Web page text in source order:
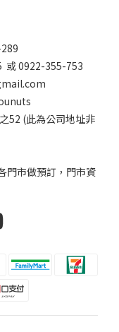
或0922-355-753
52 (此為公司地址非
門市做預訂，門市資